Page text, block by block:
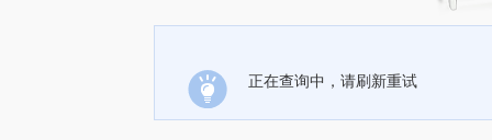
正在查询中，请刷新重试